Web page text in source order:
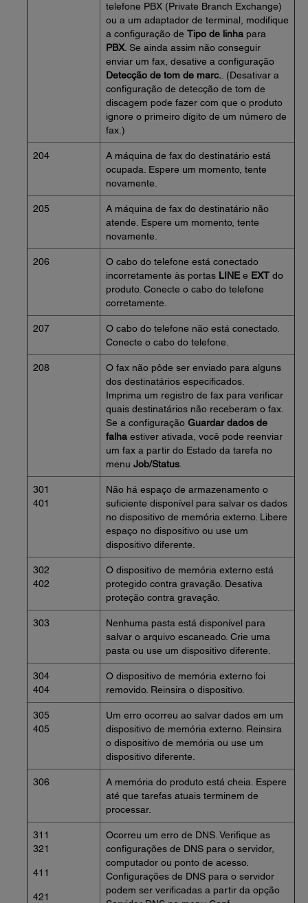
telefone PBX (Private Branch Exchange)
ou a um adaptador de terminal, modifique
a configuração de Tipo de linha para
PBX. Se ainda assim não conseguir
enviar um fax, desative a configuração
Detecção de tom de marc. . (Desativar a
configuração de detecção de tom de
discagem pode fazer com que o produto
ignore o primeiro dígito de um número de
fax.)
204
A máquina de fax do destinatário está
ocupada. Espere um momento, tente
novamente.
205
A máquina de fax do destinatário não
atende. Espere um momento, tente
novamente.
206
O cabo do telefone está conectado
incorretamente às portas LINE e EXT do
produto. Conecte o cabo do telefone
corretamente.
207
O cabo do telefone não está conectado.
Conecte o cabo do telefone.
208
O fax não pôde ser enviado para alguns
dos destinatários especificados.
Imprima um registro de fax para verificar
quais destinatários não receberam o fax.
Se a configuração Guardar dados de
falha estiver ativada, você pode reenviar
um fax a partir do Estado da tarefa no
menu Job/Status
301
401
Não há espaço de armazenamento o
suficiente disponível para salvar os dados
no dispositivo de memória externo. Libere
espaço no dispositivo ou use um
dispositivo diferente.
302
402
O dispositivo de memória externo está
protegido contra gravação. Desativa
proteção contra gravação.
303
Nenhuma pasta está disponível para
salvar o arquivo escaneado. Crie uma
pasta ou use um dispositivo diferente.
304
404
O dispositivo de memória externo foi
removido. Reinsira o dispositivo.
305
405
Um erro ocorreu ao salvar dados em um
dispositivo de memória externo. Reinsira
o dispositivo de memória ou use um
dispositivo diferente.
306
A memória do produto está cheia. Espere
até que tarefas atuais terminem de
processar.
311
321
411
421
Ocorreu um erro de DNS. Verifique as
configurações de DNS para o servidor,
computador ou ponto de acesso.
Configurações de DNS para o servidor
podem ser verificadas a partir da opção